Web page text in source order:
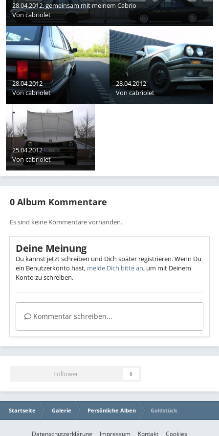
28.04.2012, gemeinsam mit meinem Cabrio
Voncabriolet
28.04.2012
Voncabriolet
28.04.2012
Voncabriolet
25.04.2012
Von cabriolet
0 Album Kommentare
Es sind keine Kommentare vorhanden.
Deine Meinung
Du kannst jetzt schreiben und Dich später registrieren. Wenn Du
ein Benutzerkonto hast, melde Dich bitte an, um mit Deinem
Konto zu schreiben.
Kommentar schreiben...
Follower 0
Startseite Galerie Persönliche Alben Goldstück
Datenschutzerklärung Impressum Kontakt Cookies